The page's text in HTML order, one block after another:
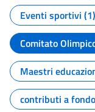
Eventi sportivi (1)
Comitato
Maestri
contributi a